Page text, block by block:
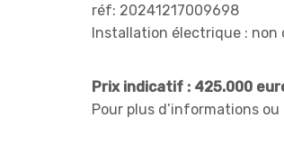
réf: 20241217009698
Installation électrique : non
Prix indicatif : 425.000
Pour plus d’informations